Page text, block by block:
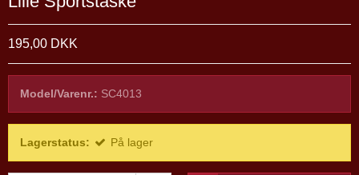
195,00 DKK
Model/Varenr.: SC4013
Lagerstatus: På lager